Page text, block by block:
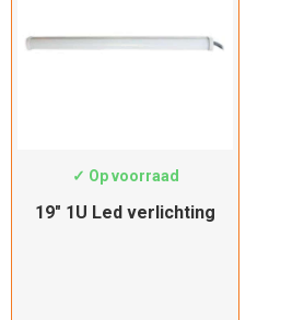
✓ Op voorraad
19″ 1U Led verlichting